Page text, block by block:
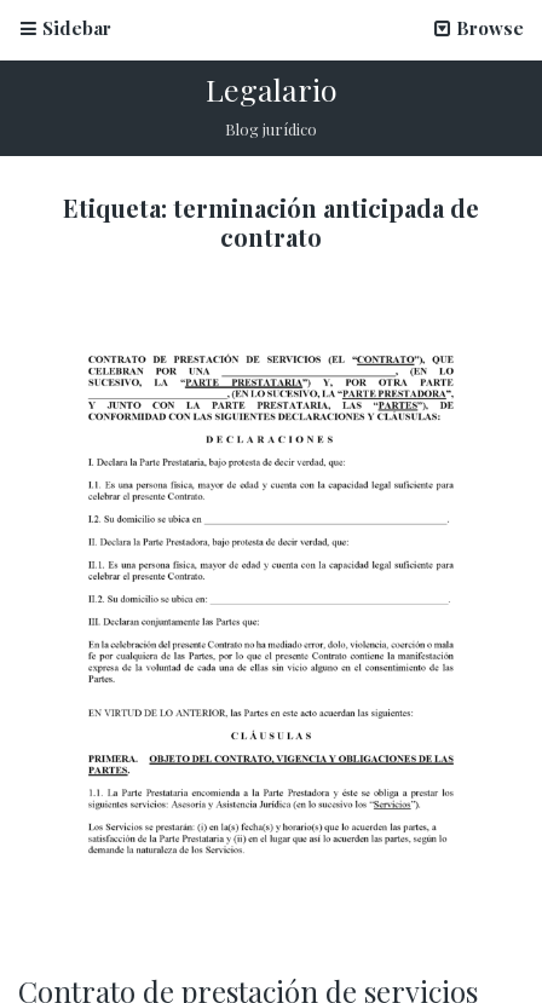
¿Qué es un ataque spoofing y cómo proteger tu
proceso de onboarding?
Sidebar Browse
Legalario
Blog jurídico
Etiqueta: terminación anticipada de
contrato
Contrato de prestación de servicios